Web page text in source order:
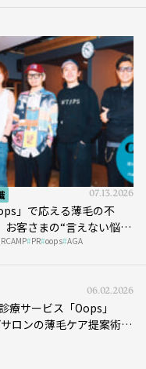
07.13.2026
」で応える薄毛の不
客さまの“言えない悩
どう向き合う？ ＃01
PR oops AGA
06.02.2026
療サービス「Oops」
ロンの薄毛ケア提案術を
公開！